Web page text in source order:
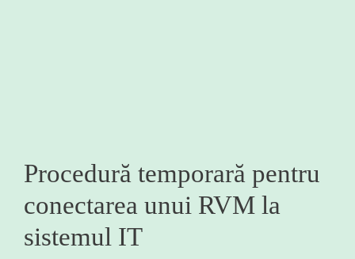
Procedură temporară pentru
conectarea unui RVM la